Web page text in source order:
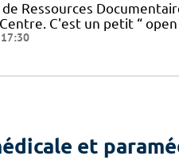
Ressources
C'est un petit “
et